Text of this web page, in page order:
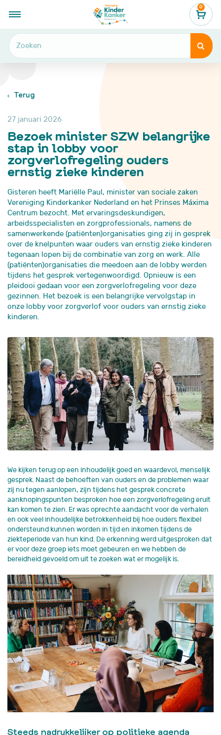
0

Nieuws, verhalen & blogs Bezoek minister SZW belangrijke stap in lobby voor zorgverlofregeling ouders ernstig zieke kinderen
Terug
27 januari 2026
Bezoek minister SZW belangrijke
stap in lobby voor
zorgverlofregeling ouders
ernstig zieke kinderen
Gisteren heeft Mariëlle Paul, minister van sociale zaken
Vereniging Kinderkanker Nederland en het Prinses Máxima
Centrum bezocht. Met ervaringsdeskundigen,
arbeidsspecialisten en zorgprofessionals, namens de
samenwerkende (patiënten)organisaties ging zij in gesprek
over de knelpunten waar ouders van ernstig zieke kinderen
tegenaan lopen bij de combinatie van zorg en werk. Alle
(patiënten)organisaties die meedoen aan de lobby werden
tijdens het gesprek vertegenwoordigd. Opnieuw is een
pleidooi gedaan voor een zorgverlofregeling voor deze
gezinnen. Het bezoek is een belangrijke vervolgstap in
onze lobby voor zorgverlof voor ouders van ernstig zieke
kinderen.
We kijken terug op een inhoudelijk goed en waardevol, menselijk
gesprek. Naast de behoeften van ouders en de problemen waar
zij nu tegen aanlopen, zijn tijdens het gesprek concrete
aanknopingspunten besproken hoe een zorgverlofregeling eruit
kan komen te zien. Er was oprechte aandacht voor de verhalen
en ook veel inhoudelijke betrokkenheid bij hoe ouders flexibel
ondersteund kunnen worden in tijd en inkomen tijdens de
ziekteperiode van hun kind. De erkenning werd uitgesproken dat
er voor deze groep iets moet gebeuren en we hebben de
bereidheid gevoeld om uit te zoeken wat er mogelijk is.
Steeds nadrukkelijker op politieke agenda